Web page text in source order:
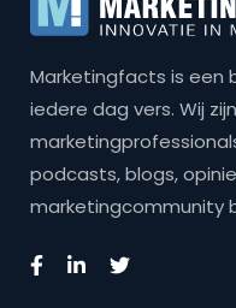
Marketingfacts is een
iedere dag vers. Wij
podcasts, blogs,
marketingcommunity